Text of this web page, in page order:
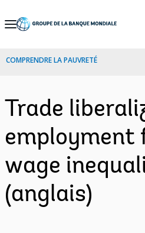
Skip
Navigation
COMPRENDRE LA PAUVRETÉ
Trade
employment
wage
(anglais)